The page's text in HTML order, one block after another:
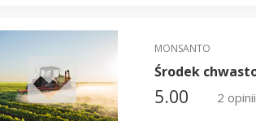
MONSANTO
Środek
5.00 2 opinii